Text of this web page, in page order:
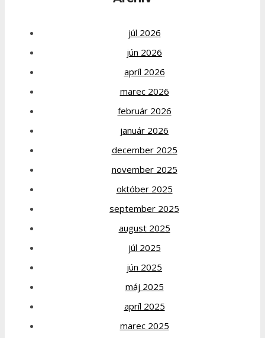
júl 2026
jún 2026
apríl 2026
marec 2026
február 2026
január 2026
december 2025
november 2025
október 2025
september 2025
august 2025
júl 2025
jún 2025
máj 2025
apríl 2025
marec 2025